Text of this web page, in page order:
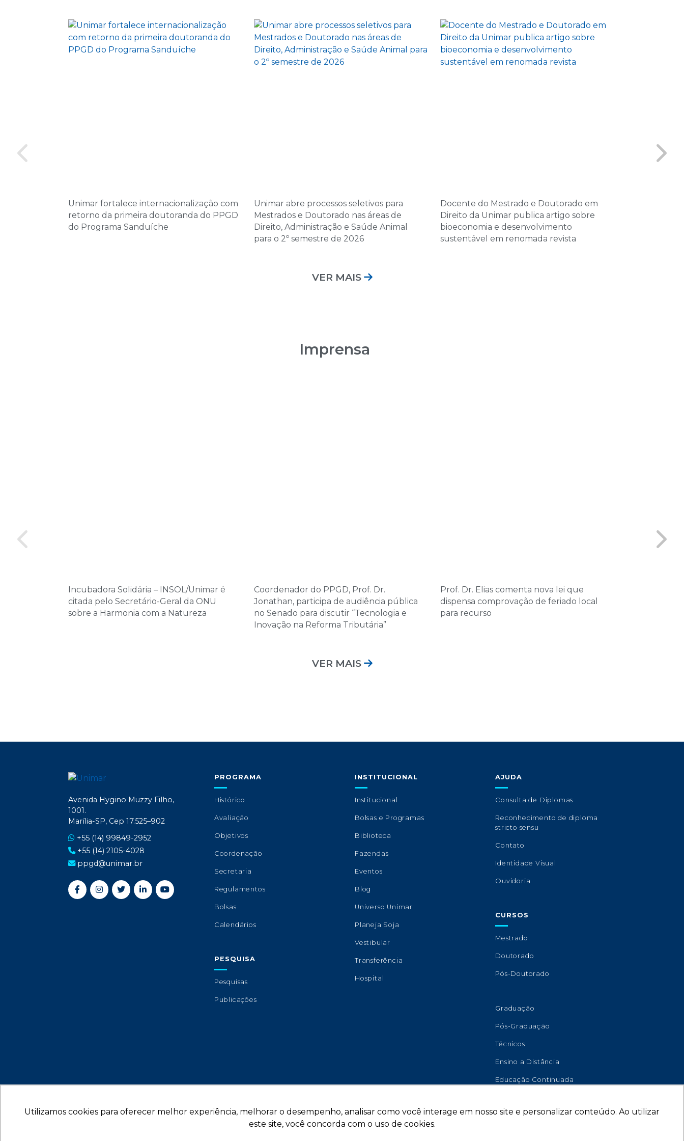
Utilizamos cookies para oferecer melhor experiência, melhorar o desempenho, analisar como você interage em nosso site e personalizar conteúdo. Ao utilizar
este site, você concorda com o uso de cookies.
5 de novembro de 2026
14:00 | Encontro Aulas
08:00 | Encontro Aulas
12 de dezembro de 2026
08:00 | Encontro Aulas
Unimar fortalece internacionalização com
retorno da primeira doutoranda do PPGD
do Programa Sanduíche
Unimar abre processos seletivos para
Mestrados e Doutorado nas áreas de
Direito, Administração e Saúde Animal
para o 2º semestre de 2026
Docente do Mestrado e Doutorado em
Direito da Unimar publica artigo sobre
bioeconomia e desenvolvimento
sustentável em renomada revista
VER MAIS
Imprensa
Incubadora Solidária – INSOL/Unimar é
citada pelo Secretário-Geral da ONU
sobre a Harmonia com a Natureza
Coordenador do PPGD, Prof. Dr.
Jonathan, participa de audiência pública
no Senado para discutir “Tecnologia e
Inovação na Reforma Tributária”
Prof. Dr. Elias comenta nova lei que
dispensa comprovação de feriado local
para recurso
VER MAIS
Avenida Hygino Muzzy Filho,
1001.
Marília-SP, Cep 17.525–902
+55 (14) 99849-2952
+55 (14) 2105-4028
ppgd@unimar.br
PROGRAMA
Histórico
Avaliação
Objetivos
Coordenação
Secretaria
Regulamentos
Bolsas
Calendários
PESQUISA
Pesquisas
Publicações
INSTITUCIONAL
Institucional
Bolsas e Programas
Biblioteca
Fazendas
Eventos
Blog
Universo Unimar
Planeja Soja
Vestibular
Transferência
Hospital
AJUDA
Consulta de Diplomas
Reconhecimento de diploma
stricto sensu
Contato
Identidade Visual
Ouvidoria
CURSOS
Mestrado
Doutorado
Pós-Doutorado
Graduação
Pós-Graduação
Técnicos
Ensino a Distância
Educação Continuada